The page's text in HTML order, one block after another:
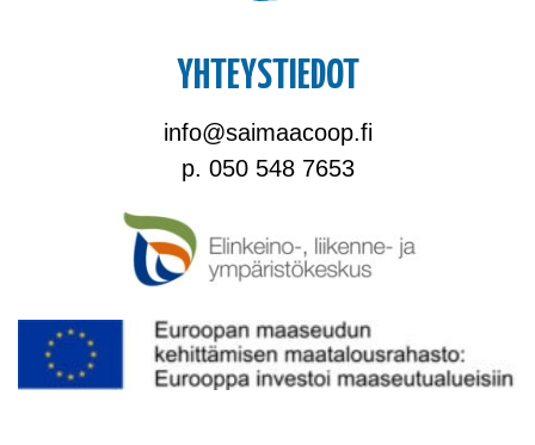
YHTEYSTIEDOT
info@saimaacoop.fi
p. 050 548 7653